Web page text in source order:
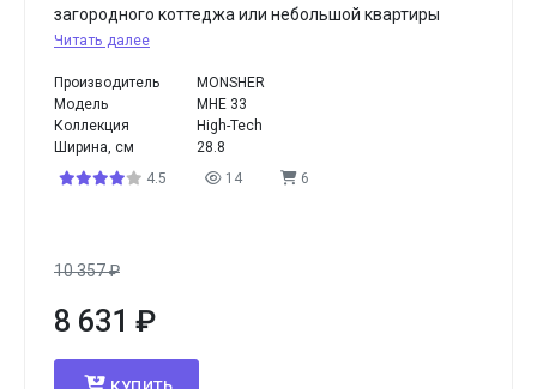
загородного коттеджа или небольшой квартиры
Читать далее
Производитель
MONSHER
Модель
MHE 33
Коллекция
High-Tech
Ширина, см
28.8
4.5
14 6
10 357₽
8 631 ₽